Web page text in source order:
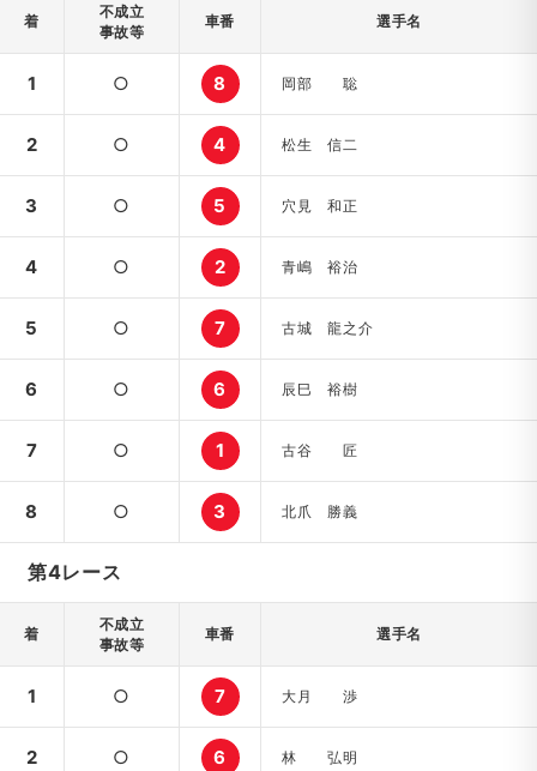
着
不成立
事故等
車番 選手名
1 ○ 8 岡部 聡
2 ○ 4 松生 信二
3 ○ 5 穴見 和正
4 ○ 2 青嶋 裕治
5 ○ 7 古城 龍之介
6 ○ 6 辰巳 裕樹
7 ○ 1 古谷 匠
8 ○ 3 北爪 勝義
第4レース
着
不成立
事故等
車番 選手名
1 ○ 7 大月 渉
2 ○ 6 林 弘明